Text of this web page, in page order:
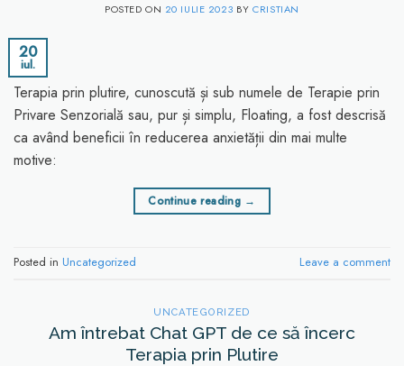
POSTED ON 20 IULIE 2023 BYCRISTIAN
20
iul.
Terapia prin plutire, cunoscută și sub numele de Terapie prin
Privare Senzorială sau, pur și simplu, Floating, a fost descrisă
ca având beneficii în reducerea anxietății din mai multe
motive:
Continue reading →
Posted in Uncategorized Leave a comment
UNCATEGORIZED
Am întrebat Chat GPT de ce să încerc
Terapia prin Plutire